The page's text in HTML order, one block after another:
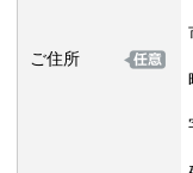
ご住所